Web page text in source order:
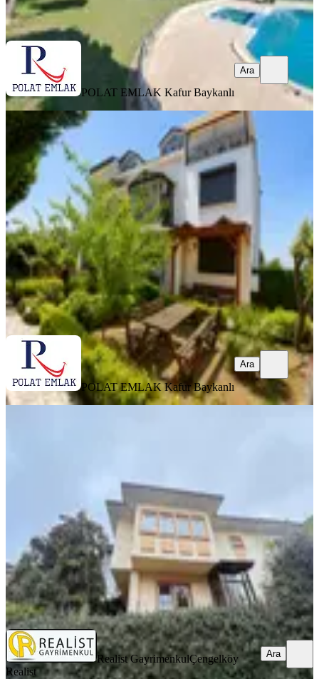
Ara
POLAT EMLAK Kafur Baykanlı
Ara
YENİ
Bahçeşehir 2. Kısım'da 3 Katlı Lüks
Başakşehir, Bahçeşehir 2. Kısım Mahallesi
4+1 · 320 m²· 06.08.2026
85.000 ₺
POLAT EMLAKKafur Baykanlı
Ara
POLAT EMLAKKafur Baykanlı
Ara
200 m² ·06.08.2026
110.000 ₺
Realist GayrimenkulÇengelköy Realist
Ara
Realist GayrimenkulÇengelköy
Realist
Ara